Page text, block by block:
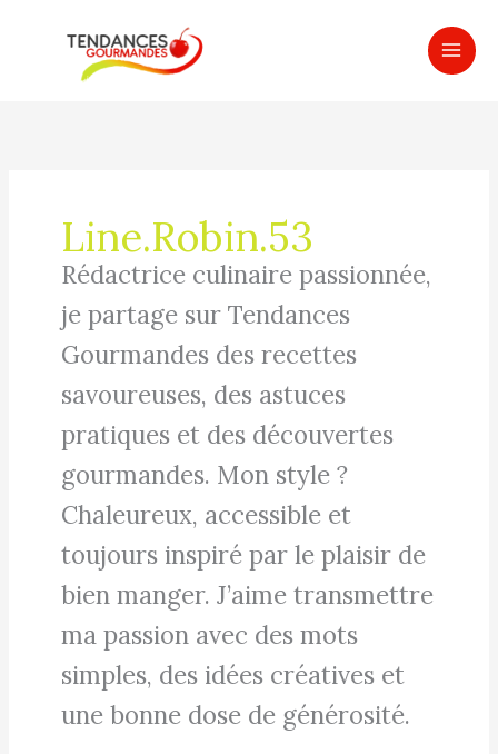
Line.Robin.53
Rédactrice culinaire passionnée,
je partage sur Tendances
Gourmandes des recettes
savoureuses, des astuces
pratiques et des découvertes
gourmandes. Mon style ?
Chaleureux, accessible et
toujours inspiré par le plaisir de
bien manger. J’aime transmettre
ma passion avec des mots
simples, des idées créatives et
une bonne dose de générosité.